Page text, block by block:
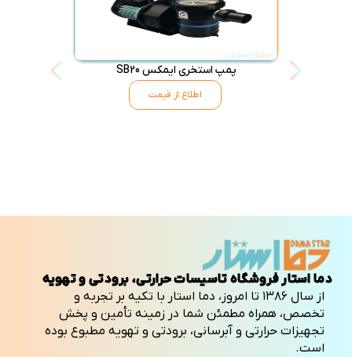
پمپ استخری ایمکس SB20
اطلاع از قیمت
دما استار فروشگاه تاسیسات حرارتی، برودتی و تهویه
از سال ۱۳۸۶ تا امروز، دما استار با تکیه بر تجربه و
تخصص، همراه مطمئن شما در زمینه تأمین و پخش
تجهیزات حرارتی و آبرسانی، برودتی و تهویه مطبوع بوده
است.